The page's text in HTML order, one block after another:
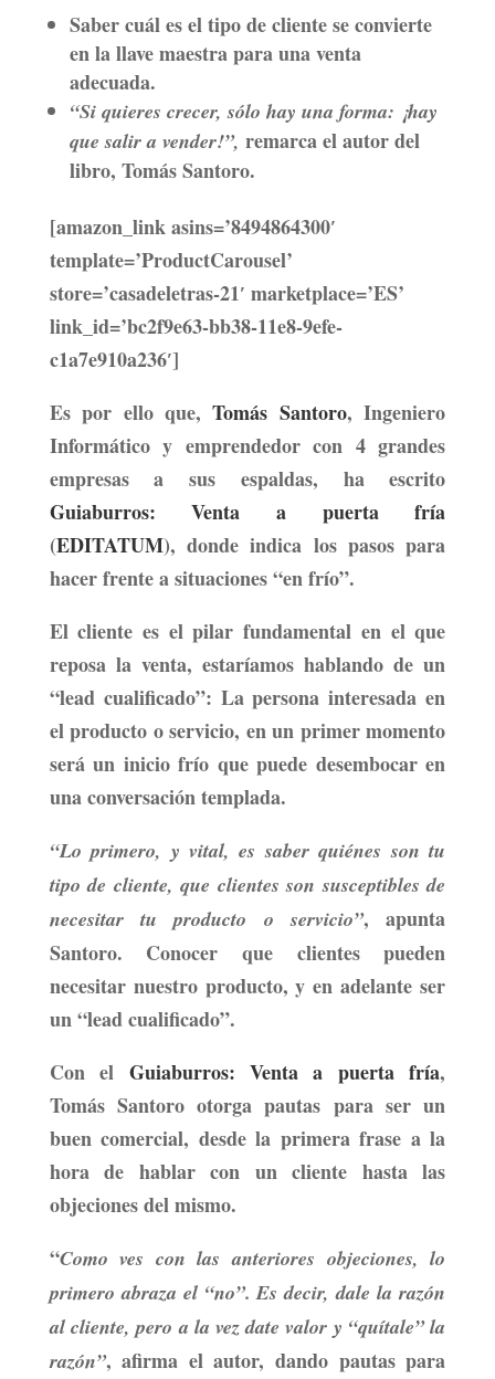
Saber cuál es el tipo de cliente se convierte
en la llave maestra para una venta
adecuada.
“Si quieres crecer, sólo hay una forma: ¡hay
que salir a vender!”, remarca el autor del
libro, Tomás Santoro.
[amazon_link asins=’8494864300′
template=’ProductCarousel’
store=’casadeletras-21′ marketplace=’ES’
link_id=’bc2f9e63-bb38-11e8-9efe-
c1a7e910a236′]
Es por ello que,Tomás Santoro, Ingeniero
Informático y emprendedor con 4 grandes
empresas a sus espaldas, ha escrito
Guiaburros: Venta a puerta fría
(EDITATUM), donde indica los pasos para
hacer frente a situaciones “en frío”.
El cliente es el pilar fundamental en el que
reposa la venta, estaríamos hablando de un
“lead cualificado”: La persona interesada en
el producto o servicio, en un primer momento
será un inicio frío que puede desembocar en
una conversación templada.
“Lo primero, y vital, es saber quiénes son tu
tipo de cliente, que clientes son susceptibles de
necesitar tu producto o servicio”, apunta
Santoro. Conocer que clientes pueden
necesitar nuestro producto, y en adelante ser
un “lead cualificado”.
Con el Guiaburros: Venta a puerta fría,
Tomás Santorootorga pautas para ser un
buen comercial, desde la primera frase a la
hora de hablar con un cliente hasta las
objeciones del mismo.
“Como ves con las anteriores objeciones, lo
primero abraza el “no”. Es decir, dale la razón
al cliente, pero a la vez date valor y “quítale” la
razón”, afirma el autor, dando pautas para